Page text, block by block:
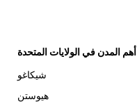
أهم المدن في الولايات المتحدة
شيكاغو
هيوستن